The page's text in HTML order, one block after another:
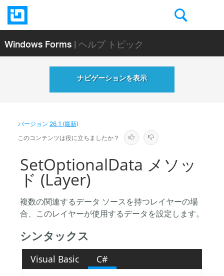
Windows Forms| ヘルプ トピック
ナビゲーションを表示
バージョン26.1 (最新)
このコンテンツは役に立ちましたか？
SetOptionalData メソッ
ド (Layer)
複数の関連するデータ ソースを持つレイヤーの場
合、このレイヤーが使用するデータを設定します。
シンタックス
Visual Basic C#